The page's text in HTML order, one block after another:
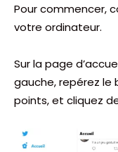
Pour commencer,
votre ordinateur.
Sur la page
gauche, repérez le
points, et cliquez